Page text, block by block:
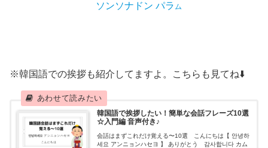
ソンソナドン パラム
※韓国語での挨拶も紹介してますよ。こちらも見てね⬇️
韓国語で挨拶したい！簡単な会話フレーズ10選
☆入門編 音声付き♪
会話はまずこれだけ覚える〜10選 こんにちは【 안녕하
세요 アンニョンハセヨ 】 ありがとう 감사합니다 カム